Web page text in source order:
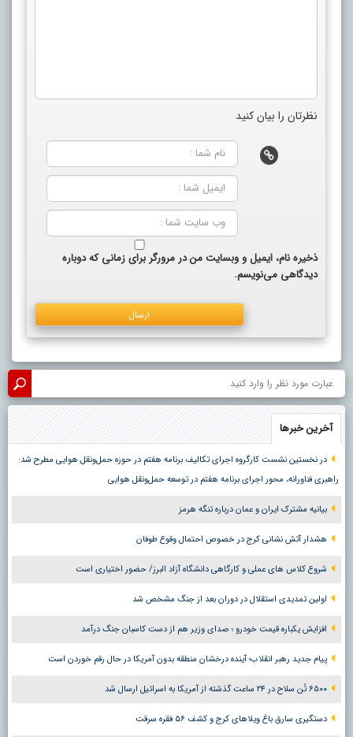
نظرتان را بیان کنید
ذخیره نام، ایمیل و وبسایت من در مرورگر برای زمانی که دوباره
دیدگاهی می‌نویسم.
آخرین خبرها
در نخستین نشست کارگروه اجرای تکالیف برنامه هفتم در حوزه حمل‌ونقل هوایی مطرح شد:
راهبری فناورانه، محور اجرای برنامه هفتم در توسعه حمل‌ونقل هوایی
بیانیه مشترک ایران و عمان درباره تنگه هرمز
هشدار آتش نشانی کرج در خصوص احتمال وقوع طوفان
شروع کلاس های عملی و کارگاهی دانشگاه آزاد البرز/ حضور اختیاری است
اولین تمدیدی استقلال در دوران بعد از جنگ مشخص شد
افزایش یکباره قیمت خودرو ؛ صدای وزیر هم از دست کاسبان جنگ درآمد
پیام جدید رهبر انقلاب؛ آینده درخشان منطقه بدون آمریکا در حال رقم خوردن است
۶۵۰۰ تُن سلاح در ۲۴ ساعت گذشته از آمریکا به اسرائیل ارسال شد
دستگیری سارق باغ ویلاهای کرج و کشف ۵۶ فقره سرقت